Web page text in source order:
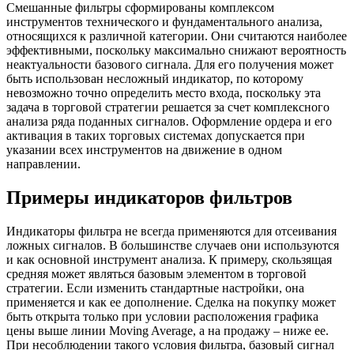
Смешанные фильтры сформированы комплексом
инструментов технического и фундаментального анализа,
относящихся к различной категории. Они считаются наиболее
эффективными, поскольку максимально снижают вероятность
неактуальности базового сигнала. Для его получения может
быть использован несложный индикатор, по которому
невозможно точно определить место входа, поскольку эта
задача в торговой стратегии решается за счет комплексного
анализа ряда поданных сигналов. Оформление ордера и его
активация в таких торговых системах допускается при
указании всех инструментов на движение в одном
направлении.
Примеры индикаторов фильтров
Индикаторы фильтра не всегда применяются для отсеивания
ложных сигналов. В большинстве случаев они используются
и как основной инструмент анализа. К примеру, скользящая
средняя может являться базовым элементом в торговой
стратегии. Если изменить стандартные настройки, она
применяется и как ее дополнение. Сделка на покупку может
быть открыта только при условии расположения графика
цены выше линии Moving Average, а на продажу – ниже ее.
При несоблюдении такого условия фильтра, базовый сигнал